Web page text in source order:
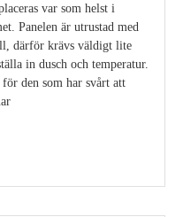
var som helst i
Panelen är utrustad med
därför krävs väldigt lite
in dusch och temperatur.
den som har svårt att